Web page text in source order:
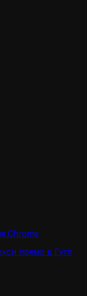
Chrome
прямо в Гугл